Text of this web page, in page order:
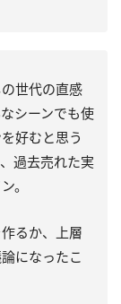
世代の直感
シーンでも使
好むと思う
過去売れた実
。
るか、上層
になったこ